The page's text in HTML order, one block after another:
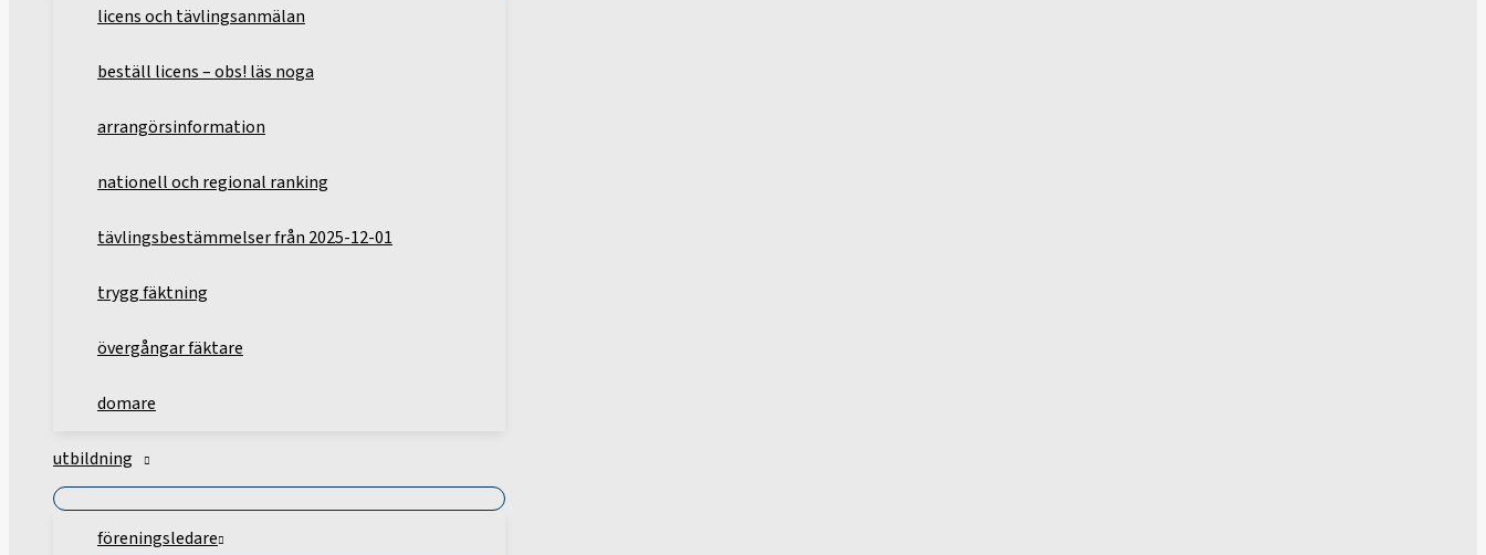
licens och tävlingsanmälan
beställ licens – obs! läs noga
arrangörsinformation
nationell och regional ranking
tävlingsbestämmelser från 2025-12-01
trygg fäktning
övergångar fäktare
domare
utbildning
föreningsledare